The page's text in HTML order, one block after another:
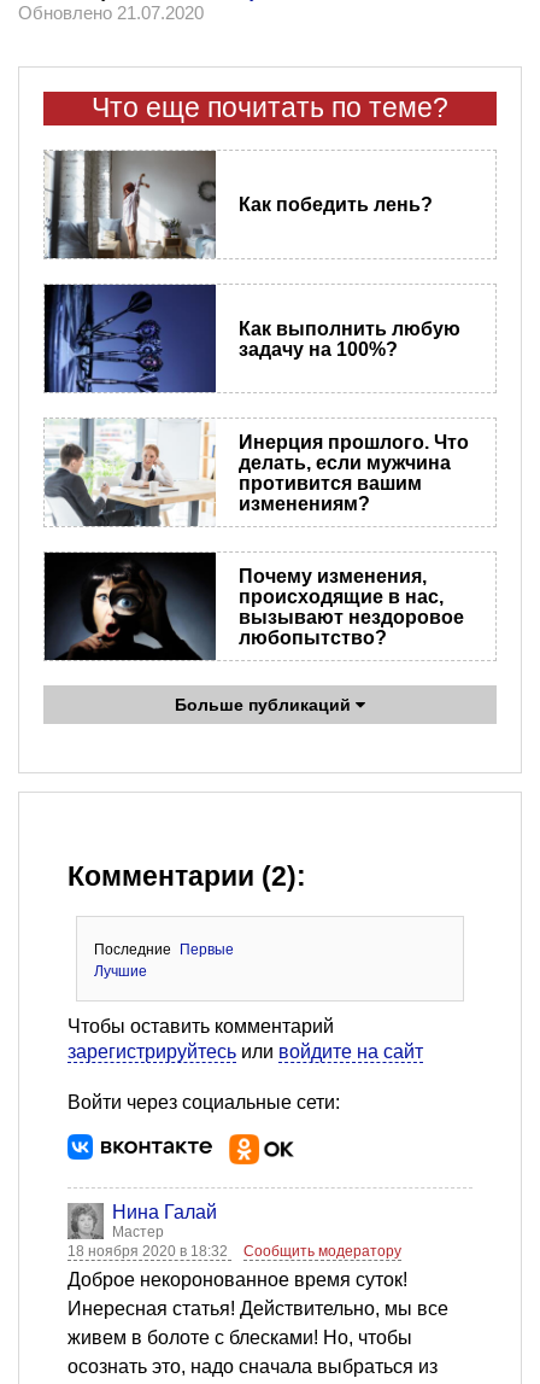
Обновлено 21.07.2020
Что еще почитать по теме?
Как победить лень?
Как выполнить любую
задачу на 100%?
Инерция прошлого. Что
делать, если мужчина
противится вашим
изменениям?
Почему изменения,
происходящие в нас,
вызывают нездоровое
любопытство?
Больше публикаций
Комментарии (2):
Последние
Первые
Лучшие
Чтобы оставить комментарий
зарегистрируйтесь или войдите на сайт
Войти через социальные сети:
Нина Галай
Мастер
18 ноября 2020 в 18:32
Сообщить модератору
Доброе некоронованное время суток!
Инересная статья! Действительно, мы все
живем в болоте с блесками! Но, чтобы
осознать это, надо сначала выбраться из